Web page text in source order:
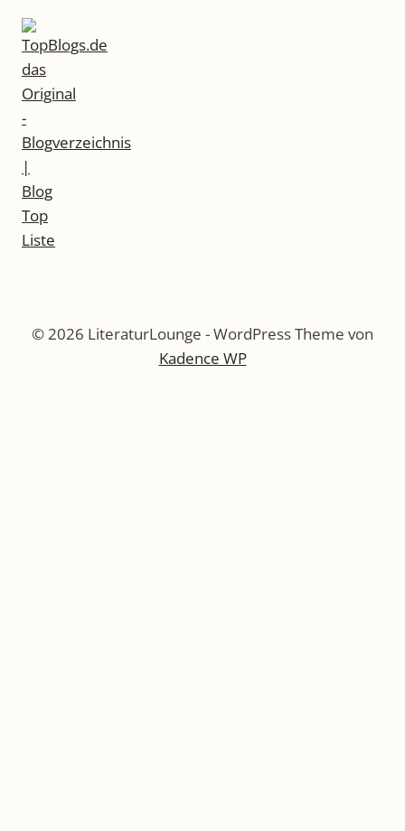
© 2026 LiteraturLounge - WordPress Theme von
Kadence WP